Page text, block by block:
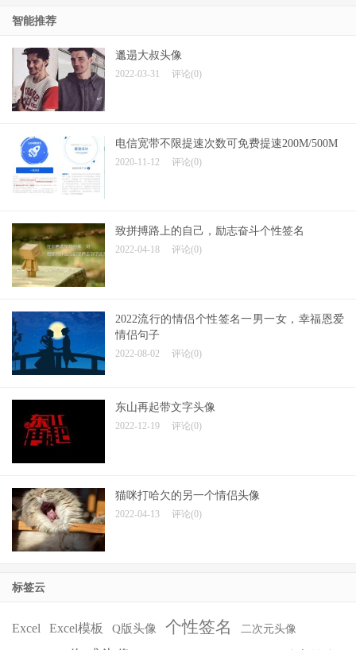
智能推荐
邋遢大叔头像
2022-03-31 评论(0)
电信宽带不限提速次数可免费提速200M/500M
2020-11-12 评论(0)
致拼搏路上的自己，励志奋斗个性签名
2022-04-18 评论(0)
2022流行的情侣个性签名一男一女，幸福恩爱
情侣句子
2022-08-02 评论(0)
东山再起带文字头像
2022-12-19 评论(0)
猫咪打哈欠的另一个情侣头像
2022-04-13 评论(0)
标签云
Excel Excel模板 Q版头像 个性签名 二次元头像